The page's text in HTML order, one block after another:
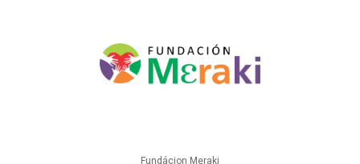
Fundácion Meraki